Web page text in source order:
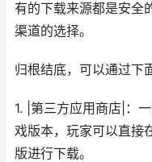
有的下载来源都是安全
渠道的选择。
归根结底，可以通过下
1. |第三方应用商店|：
戏版本，玩家可以直接
版进行下载。